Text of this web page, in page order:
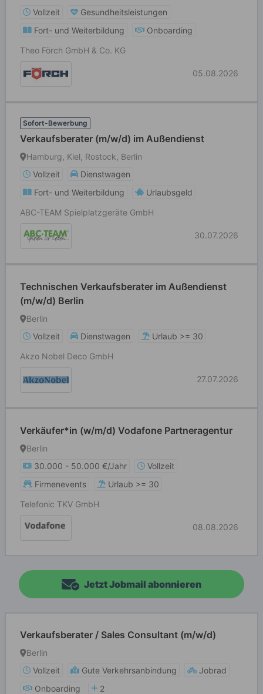
Vollzeit
Gesundheitsleistungen
Fort- und Weiterbildung
Onboarding
Theo Förch GmbH & Co. KG
05.08.2026
Sofort-Bewerbung
Verkaufsberater (m/w/d) im Außendienst
Hamburg, Kiel, Rostock, Berlin
Vollzeit
Dienstwagen
Fort- und Weiterbildung
Urlaubsgeld
ABC-TEAM Spielplatzgeräte GmbH
30.07.2026
Technischen Verkaufsberater im Außendienst
(m/w/d) Berlin
Berlin
Vollzeit
Dienstwagen
Urlaub >= 30
Akzo Nobel Deco GmbH
27.07.2026
Verkäufer*in (w/m/d) Vodafone Partneragentur
Berlin
30.000 - 50.000 €/Jahr
Vollzeit
Firmenevents
Urlaub >= 30
Telefonic TKV GmbH
08.08.2026
Jetzt Jobmail abonnieren
Verkaufsberater / Sales Consultant (m/w/d)
Berlin
Vollzeit
Gute Verkehrsanbindung
Jobrad
Onboarding
2